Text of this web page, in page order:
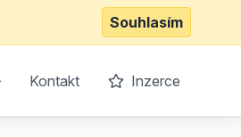
Souhlasím
Kontakt Inzerce